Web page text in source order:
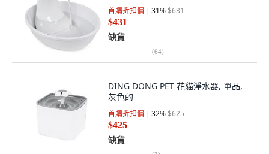
首購折扣價 31%$631
$431
缺貨
(64)
DING DONG PET 花貓淨水器, 單品,
灰色的
首購折扣價 32%$625
$425
缺貨